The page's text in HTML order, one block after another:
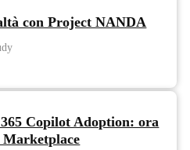
con Project NANDA
Copilot Adoption: ora